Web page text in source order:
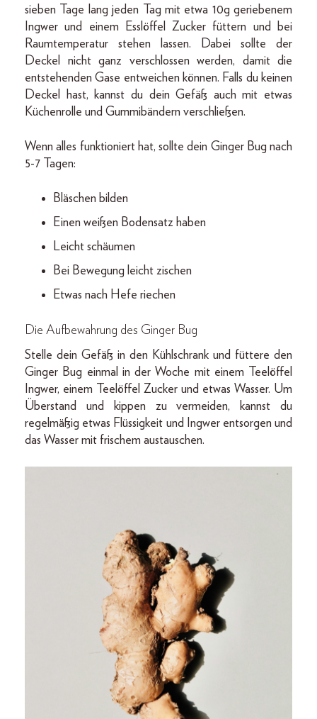
sieben Tage lang jeden Tag mit etwa 10g geriebenem
Ingwer und einem Esslöffel Zucker füttern und bei
Raumtemperatur stehen lassen. Dabei sollte der
Deckel nicht ganz verschlossen werden, damit die
entstehenden Gase entweichen können. Falls du keinen
Deckel hast, kannst du dein Gefäß auch mit etwas
Küchenrolle und Gummibändern verschließen.
Wenn alles funktioniert hat, sollte dein Ginger Bug nach
5-7 Tagen:
Bläschen bilden
Einen weißen Bodensatz haben
Leicht schäumen
Bei Bewegung leicht zischen
Etwas nach Hefe riechen
Die Aufbewahrung des Ginger Bug
Stelle dein Gefäß in den Kühlschrank und füttere den
Ginger Bug einmal in der Woche mit einem Teelöffel
Ingwer, einem Teelöffel Zucker und etwas Wasser. Um
Überstand und kippen zu vermeiden, kannst du
regelmäßig etwas Flüssigkeit und Ingwer entsorgen und
das Wasser mit frischem austauschen.